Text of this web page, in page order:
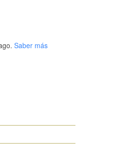
Saber más